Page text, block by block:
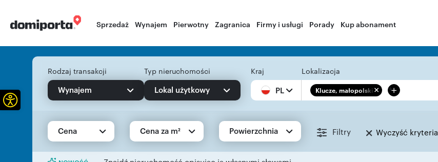
Sprzedaż Wynajem Pierwotny Zagranica Firmy i usługi Porady Kup abonament
Rodzaj transakcji
Wynajem
Typ nieruchomości
Lokal użytkowy
Kraj
PL
Lokalizacja
Klucze, małopolskie +
Cena Cena za m² Powierzchnia Filtry Wyczyść kryteria
Otwórz pasek narzędzi